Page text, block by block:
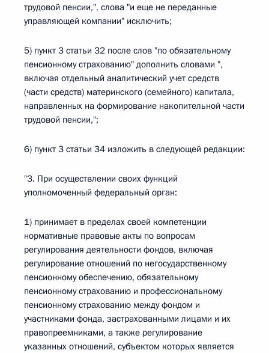
трудовой пенсии,", слова "и еще не переданные
управляющей компании" исключить;
5) пункт 3 статьи 32 после слов "по обязательному
пенсионному страхованию" дополнить словами ",
включая отдельный аналитический учет средств
(части средств) материнского (семейного) капитала,
направленных на формирование накопительной части
трудовой пенсии,";
6) пункт 3 статьи 34 изложить в следующей редакции:
"3. При осуществлении своих функций
уполномоченный федеральный орган:
1) принимает в пределах своей компетенции
нормативные правовые акты по вопросам
регулирования деятельности фондов, включая
регулирование отношений по негосударственному
пенсионному обеспечению, обязательному
пенсионному страхованию и профессиональному
пенсионному страхованию между фондом и
участниками фонда, застрахованными лицами и их
правопреемниками, а также регулирование
указанных отношений, субъектом которых является